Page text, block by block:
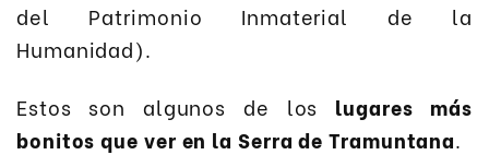
del Patrimonio Inmaterial de la
Humanidad).
Estos son algunos de los lugares más
bonitos que ver en la Serra de Tramuntana.